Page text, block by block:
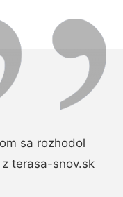
sa rozhodol
terasa-snov.sk